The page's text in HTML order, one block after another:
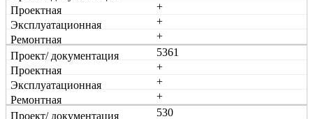
+
+
+
5361
+
+
+
530